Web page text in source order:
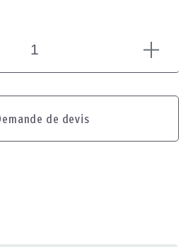
de devis